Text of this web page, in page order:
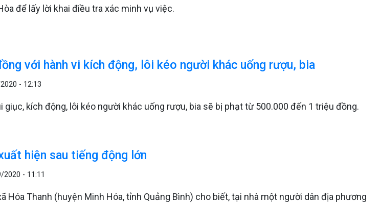
để lấy lời khai điều tra xác minh vụ việc.
với hành vi kích động, lôi kéo người khác uống rượu, bia
- 12:13
giục, kích động, lôi kéo người khác uống rượu, bia sẽ bị phạt từ 500.000 đến 1 triệu đồng.
hiện sau tiếng động lớn
2020 - 11:11
Hóa Thanh (huyện Minh Hóa, tỉnh Quảng Bình) cho biết, tại nhà một người dân địa phương